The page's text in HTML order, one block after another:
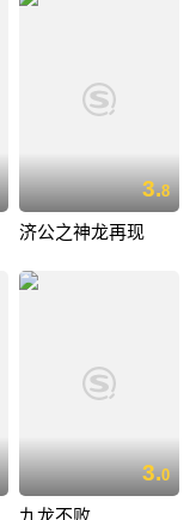
3.8
济公之神龙再现
3.0